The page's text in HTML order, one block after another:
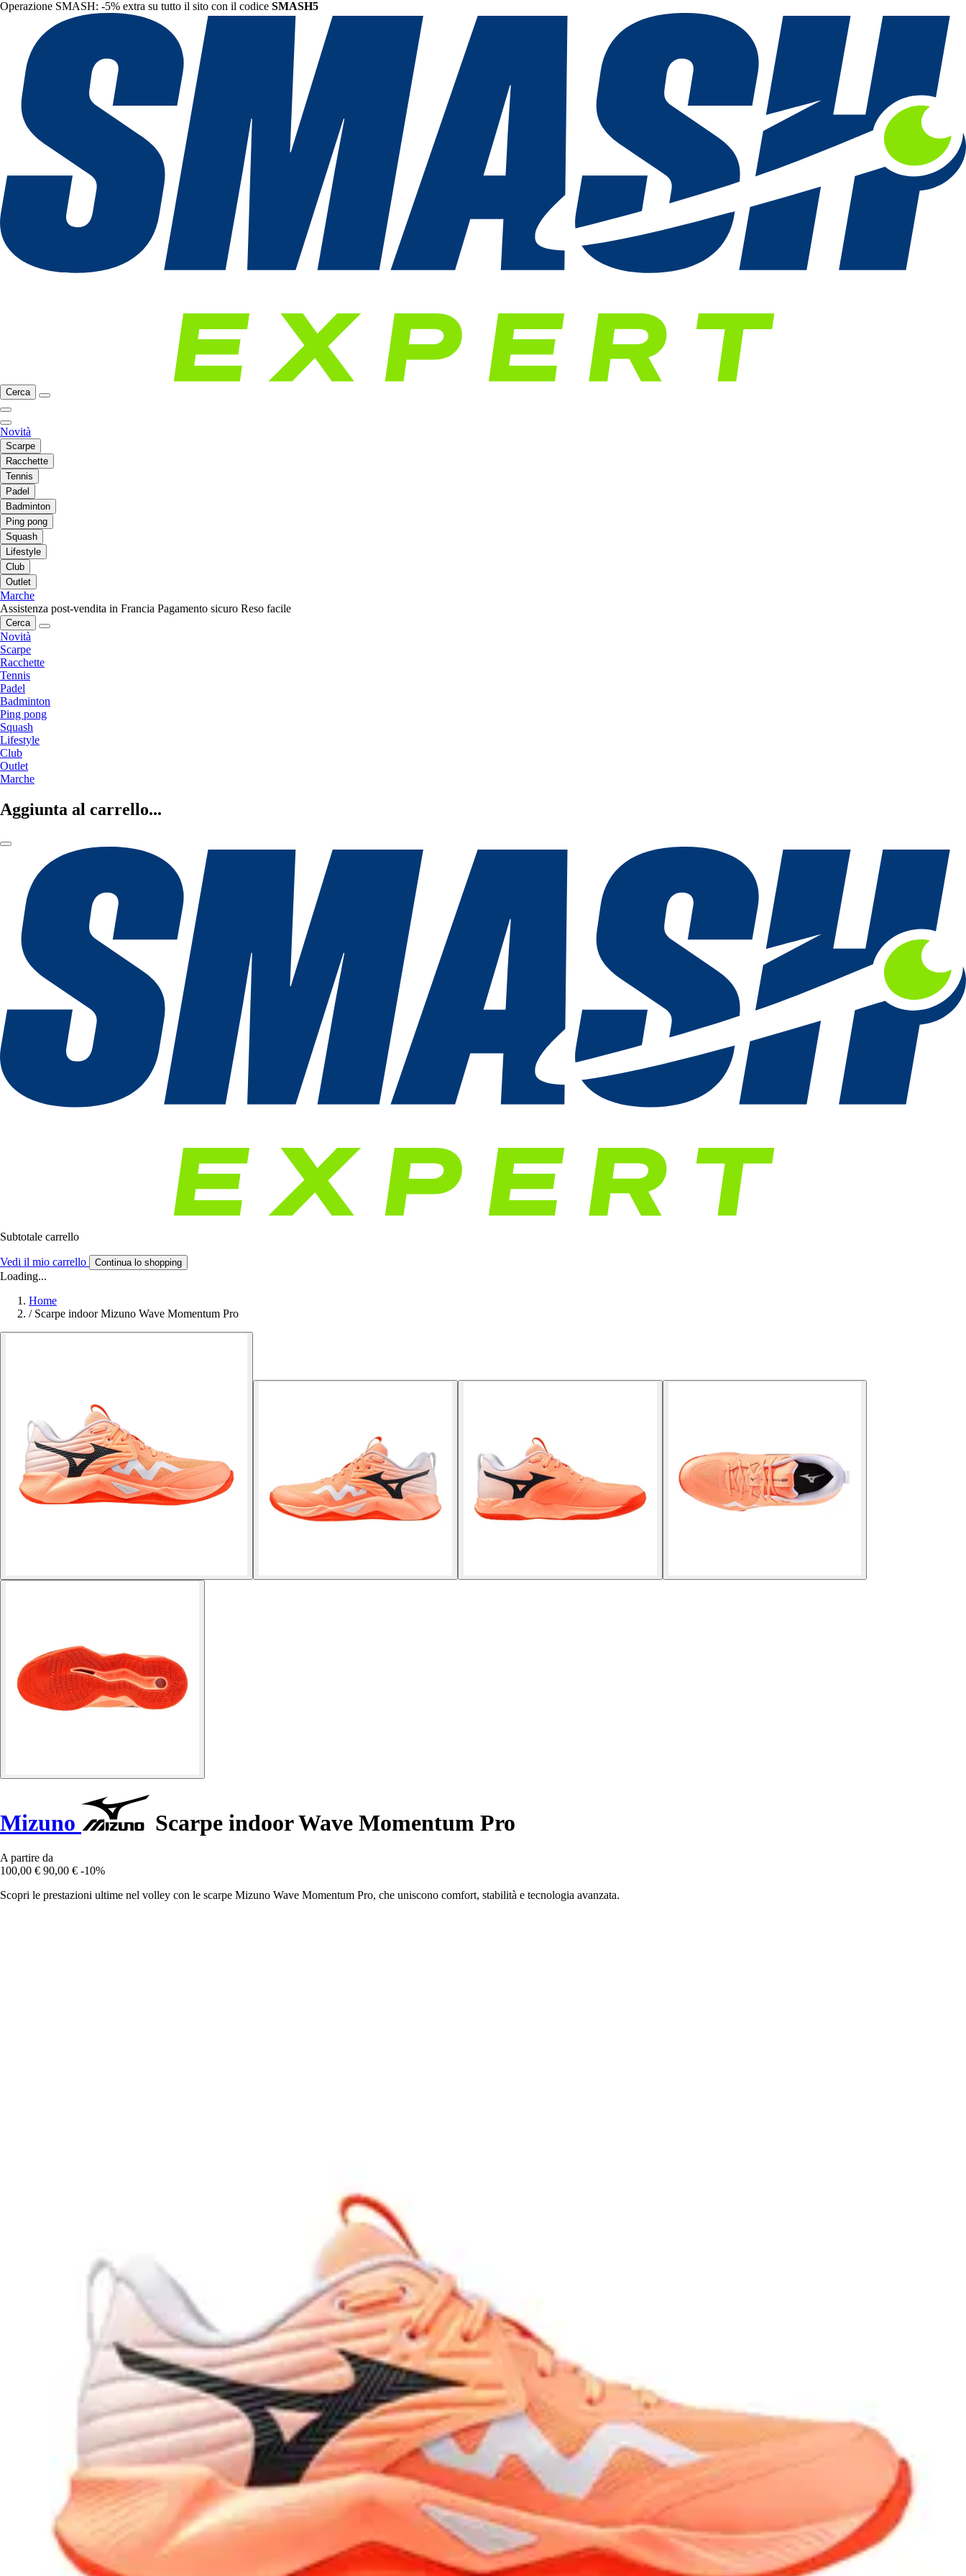
Operazione SMASH: -5% extra su tutto il sito con il codice SMASH5
Cerca
Novità
Scarpe
Racchette
Tennis
Padel
Badminton
Ping pong
Squash
Lifestyle
Club
Outlet
Marche
Assistenza post-vendita in Francia Pagamento sicuro Reso facile
Cerca
Novità
Scarpe
Racchette
Tennis
Padel
Badminton
Ping pong
Squash
Lifestyle
Club
Outlet
Marche
Aggiunta al carrello...
Subtotale carrello
Vedi il mio carrello Continua lo shopping
Loading...
Home
/ Scarpe indoor Mizuno Wave Momentum Pro
Mizuno Scarpe indoor Wave Momentum Pro
A partire da
100,00 € 90,00 € -10%
Scopri le prestazioni ultime nel volley con le scarpe Mizuno Wave Momentum Pro, che uniscono comfort, stabilità e tecnologia avanzata.